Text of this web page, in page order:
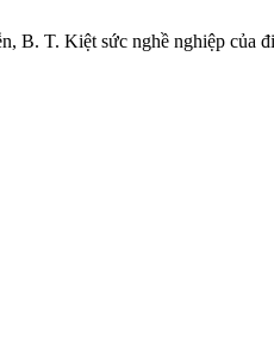
B. T. Kiệt sức nghề nghiệp của